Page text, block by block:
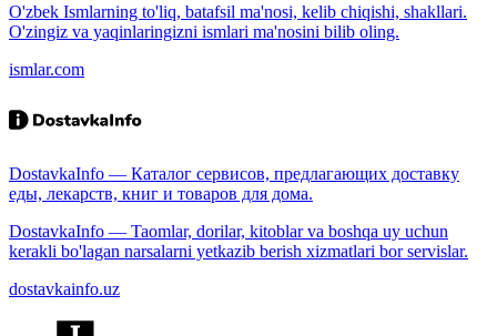
O'zbek Ismlarning to'liq, batafsil ma'nosi, kelib chiqishi, shakllari.
O'zingiz va yaqinlaringizni ismlari ma'nosini bilib oling.
ismlar.com
DostavkaInfo — Каталог сервисов, предлагающих доставку
еды, лекарств, книг и товаров для дома.
DostavkaInfo — Taomlar, dorilar, kitoblar va boshqa uy uchun
kerakli bo'lagan narsalarni yetkazib berish xizmatlari bor servislar.
dostavkainfo.uz